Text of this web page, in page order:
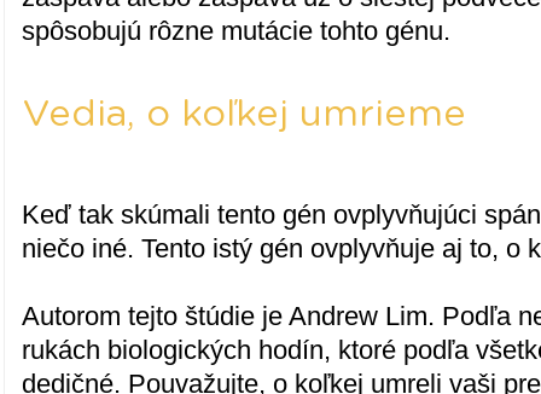
spôsobujú rôzne mutácie tohto génu.
Vedia, o koľkej umrieme
Keď tak skúmali tento gén ovplyvňujúci
niečo iné. Tento istý gén ovplyvňuje aj to, o
Autorom tejto štúdie je Andrew Lim. Podľa
rukách biologických hodín, ktoré podľa
dedičné. Pouvažujte, o koľkej umreli vaši